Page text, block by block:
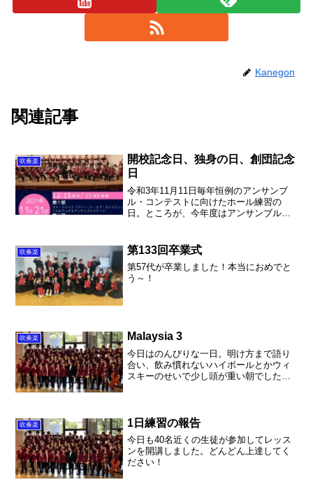
Kanegon
関連記事
吹奏楽
開校記念日、独身の日、創団記念
日
令和3年11月11日毎年恒例のアンサンブ
ル・コンテストに向けたホール練習の
日。ところが、今年度はアンサンブル・
演日となりました。その結果、開校記念
日はOFFとなり...
吹奏楽 第133回卒業式
第57代が卒業しました！本当におめでと
う～！
吹奏楽 Malaysia 3
今日はのんびりな一日。明け方まで語り
合い、飲み慣れないハイボールとかウィ
スキーのせいで少し頭が重い朝でした。
ごはんは香港式のレストラ...
吹奏楽 1日練習の報告
今日も40名近くの生徒が参加してレッス
ンを開講しました。どんどん上達してく
ださい！